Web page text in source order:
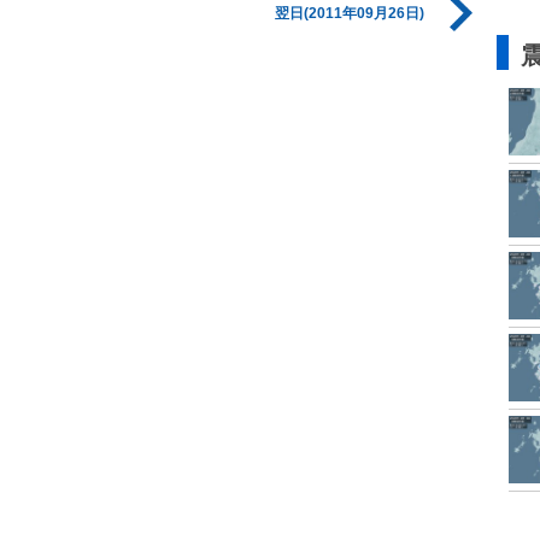
翌日(2011年09月26日)